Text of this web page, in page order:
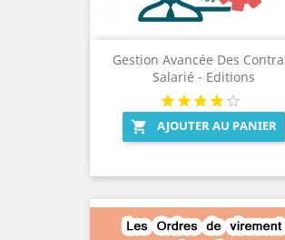
Gestion Avancée Des
Salarié - Editions
 AJOUTER AU PANIER